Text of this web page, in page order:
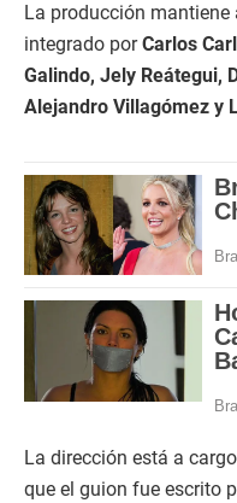
La producción mantiene
integrado porCarlos
Galindo, Jely Reátegui,
Alejandro Villagómez y
La dirección está a
que el guion fue escrito